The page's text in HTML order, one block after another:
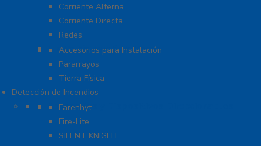
Corriente Alterna
Corriente Directa
Redes
Tierra Física y Pararrayos
Accesorios para Instalación
Pararrayos
Tierra Física
Detección de Incendios
Accesorios y Dispositivos Direccionables
Farenhyt
Fire-Lite
SILENT KNIGHT